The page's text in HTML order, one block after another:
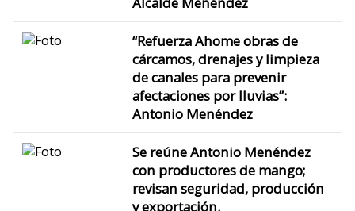
“Refuerza Ahome obras de
cárcamos, drenajes y limpieza
de canales para prevenir
afectaciones por lluvias”:
Antonio Menéndez
Se reúne Antonio Menéndez
con productores de mango;
revisan seguridad, producción
y exportación.